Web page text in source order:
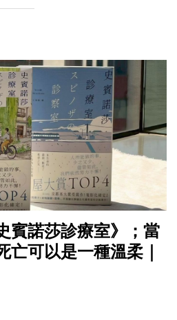
賓諾莎診療室》；當
亡可以是一種溫柔｜